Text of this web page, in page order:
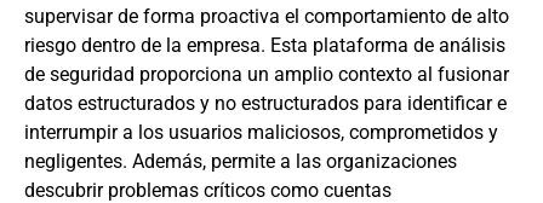
supervisar de forma proactiva el comportamiento de alto
riesgo dentro de la empresa. Esta plataforma de análisis
de seguridad proporciona un amplio contexto al fusionar
datos estructurados y no estructurados para identificar e
interrumpir a los usuarios maliciosos, comprometidos y
negligentes. Además, permite a las organizaciones
descubrir problemas críticos como cuentas